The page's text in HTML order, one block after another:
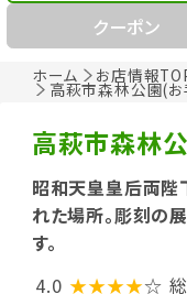
ホーム お店情報
高萩市森林公園(
クーポン
高萩市森林
昭和天皇皇后両陛
れた場所。彫刻の
す。
4.0 ★★★★☆